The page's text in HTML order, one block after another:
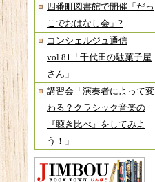
四番町図書館で開催「だっ
こでおはなし会」?
コンシェルジュ通信
vol.81「千代田の駄菓子屋
さん」
講習会「演奏者によって変
わる？クラシック音楽の
『聴き比べ』をしてみよ
う！」